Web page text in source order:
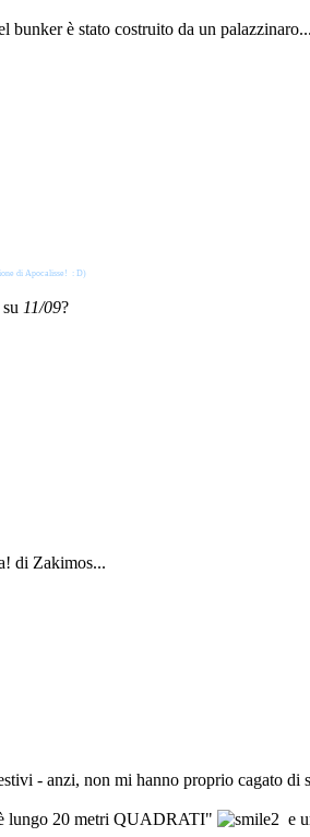
bunker è stato costruito da un
di Apocalisse! : D)
11/09?
di Zakimos...
- anzi, non mi hanno proprio cagato di
lungo 20 metri QUADRATI"
e